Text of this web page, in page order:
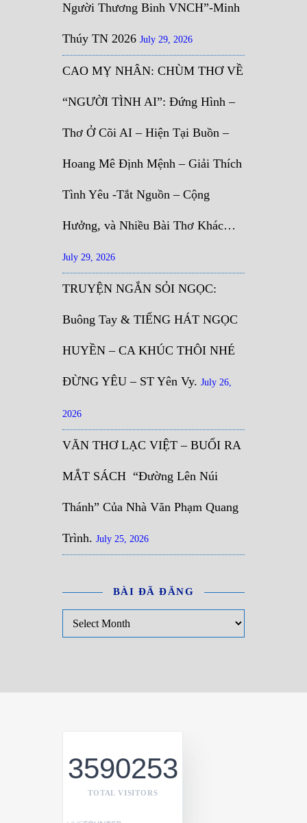
Người Thương Binh VNCH”-Minh
Thúy TN 2026 July 29, 2026
CAO MỴ NHÂN: CHÙM THƠ VỀ
“NGƯỜI TÌNH AI”: Đứng Hình –
Thơ Ở Cõi AI – Hiện Tại Buồn –
Hoang Mê Định Mệnh – Giải Thích
Tình Yêu -Tắt Nguồn – Cộng
Hưởng, và Nhiều Bài Thơ Khác…
July 29, 2026
TRUYỆN NGẮN SỎI NGỌC:
Buông Tay & TIẾNG HÁT NGỌC
HUYỀN – CA KHÚC THÔI NHÉ
ĐỪNG YÊU – ST Yên Vy. July 26,
2026
VĂN THƠ LẠC VIỆT – BUỔI RA
MẮT SÁCH “Đường Lên Núi
Thánh” Của Nhà Văn Phạm Quang
Trình. July 25, 2026
BÀI ĐÃ ĐĂNG
3590253
TOTAL VISITORS